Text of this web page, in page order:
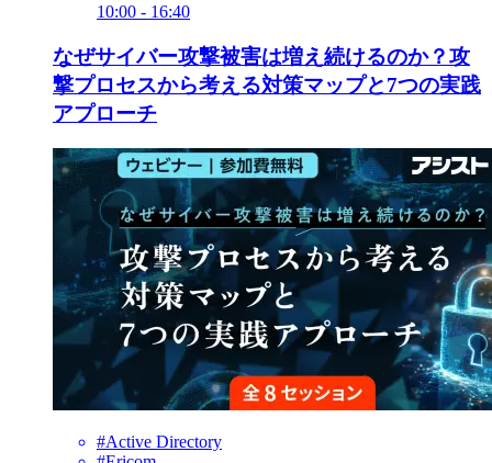
10:00 - 16:40
なぜサイバー攻撃被害は増え続けるのか？攻
撃プロセスから考える対策マップと7つの実践
アプローチ
#Active Directory